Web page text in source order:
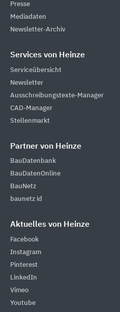
Presse
Mediadaten
Newsletter-Archiv
Services von Heinze
Serviceübersicht
Newsletter
Ausschreibungstexte-Manager
CAD-Manager
Stellenmarkt
Partner von Heinze
BauDatenbank
BauDatenOnline
BauNetz
baunetz id
Aktuelles von Heinze
Facebook
Instagram
Pinterest
LinkedIn
Vimeo
Youtube